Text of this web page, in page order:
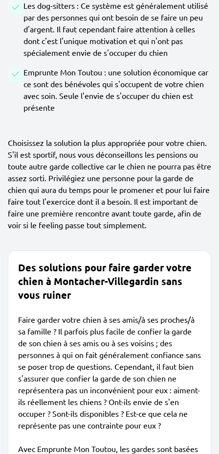
Les dog-sitters : Ce système est généralement utilisé
par des personnes qui ont besoin de se faire un peu
d'argent. Il faut cependant faire attention à celles
dont c'est l'unique motivation et qui n'ont pas
spécialement envie de s'occuper du chien
Emprunte Mon Toutou : une solution économique car
ce sont des bénévoles qui s'occupent de votre chien
avec soin. Seule l'envie de s'occuper du chien est
présente
Choisissez la solution la plus appropriée pour votre chien.
S'il est sportif, nous vous déconseillons les pensions ou
toute autre garde collective car le chien ne pourra pas être
assez sorti. Privilégiez une personne pour la garde de
chien qui aura du temps pour le promener et pour lui faire
faire tout l'exercice dont il a besoin. Il est important de
faire une première rencontre avant toute garde, afin de
voir si le feeling passe tout simplement.
Des solutions pour faire garder votre
chien à Montacher-Villegardin sans
vous ruiner
Faire garder votre chien à ses amis/à ses proches/à
sa famille ? Il parfois plus facile de confier la garde
de son chien à ses amis ou à ses voisins ; des
personnes à qui on fait généralement confiance sans
se poser trop de questions. Cependant, il faut bien
s'assurer que confier la garde de son chien ne
représentera pas un inconvénient pour eux : aiment-
ils réellement les chiens ? Ont-ils envie de s'en
occuper ? Sont-ils disponibles ? Est-ce que cela ne
représente pas une contrainte pour eux ?
Avec Emprunte Mon Toutou, les gardes sont basées